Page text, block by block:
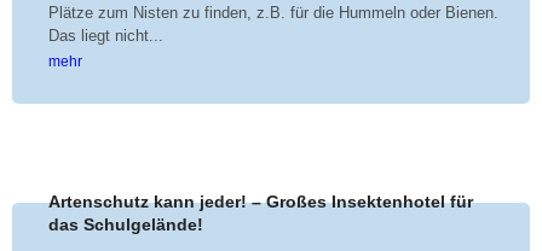
Plätze zum Nisten zu finden, z.B. für die Hummeln oder Bienen.
Das liegt nicht...
mehr
Artenschutz kann jeder! – Großes Insektenhotel für
das Schulgelände!